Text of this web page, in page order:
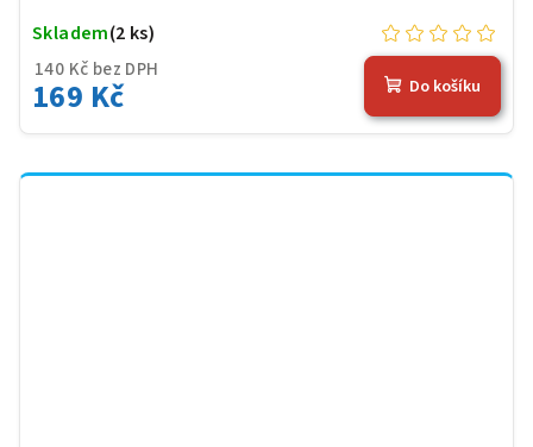
140 Kč bez DPH
169 Kč
Skladem(2 ks)
Do košíku